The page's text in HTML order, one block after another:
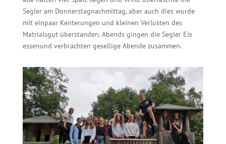
Segleram Donnerstagnachmittag,aber auch dies wurde
mit einpaar Kenterungen und kleinen Verlusten des
Matrialsgut überstanden. Abends gingen die Segler Eis
essenund verbrachten gesellige Abende zusammen.